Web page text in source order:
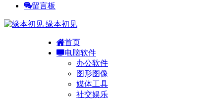
留言板
缘本初见
首页
电脑软件
办公软件
图形图像
媒体工具
社交娱乐